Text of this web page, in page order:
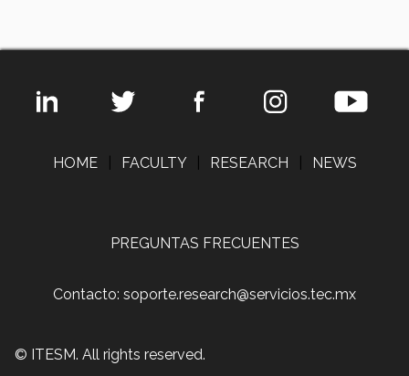
HOME FACULTY RESEARCH NEWS
PREGUNTAS FRECUENTES
Contacto: soporte.research@servicios.tec.mx
© ITESM. All rights reserved.